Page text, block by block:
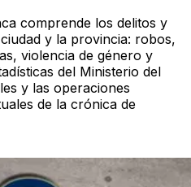
comprende los delitos y
y la provincia: robos,
violencia de género y
del Ministerio del
y las operaciones
de la crónica de